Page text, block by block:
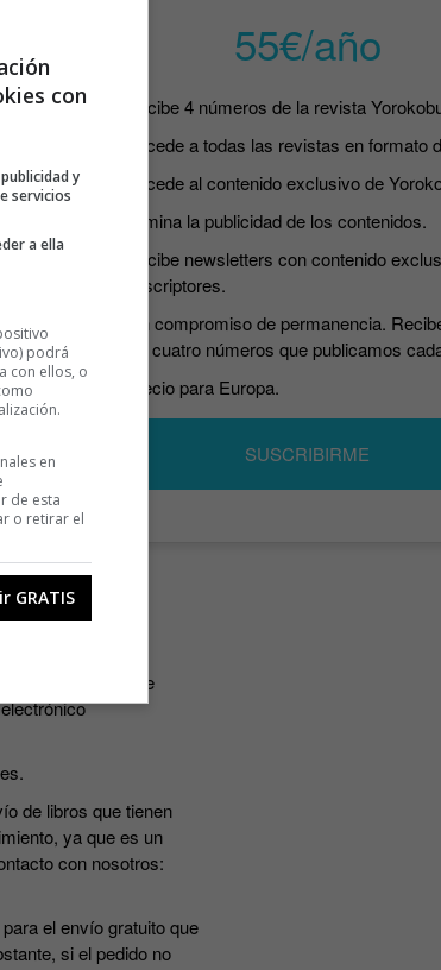
55€/año
Recibe 4 números de la revista
Accede a todas las revistas en formato
Accede al contenido exclusivo de
Elimina la publicidad de los contenidos.
Recibe newsletters con contenido
suscriptores.
Sin compromiso de permanencia.
los cuatro números que publicamos
Precio para Europa.
SUSCRIBIRME
Las fechas de
de libros que tienen
ya que es un
con nosotros:
el envío gratuito que
si el pedido no
con
y
servicios
a ella
podrá
con ellos, o
en
de esta
o retirar el
GRATIS